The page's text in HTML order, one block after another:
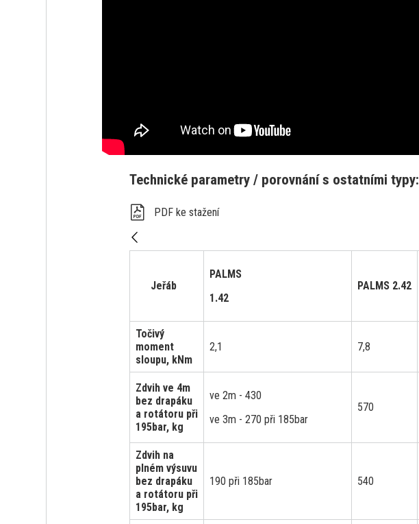
Technické parametry / porovnání s ostatními typy:
PDF ke stažení
Jeřáb
PALMS
1.42
PALMS 2.42
Točivý
moment
sloupu, kNm
2,1 7,8
Zdvih ve 4m
bez drapáku
a rotátoru při
195bar, kg
ve 2m - 430
ve 3m - 270 při 185bar
570
Zdvih na
plném výsuvu
bez drapáku
a rotátoru při
195bar, kg
190 při 185bar 540